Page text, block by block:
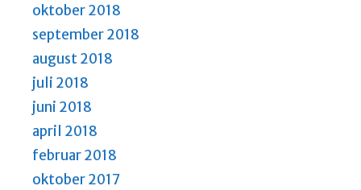
oktober 2018
september 2018
august 2018
juli 2018
juni 2018
april 2018
februar 2018
oktober 2017